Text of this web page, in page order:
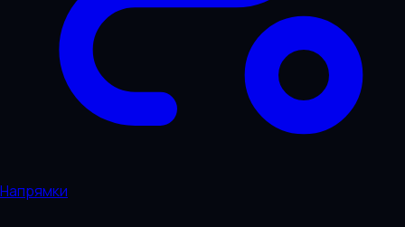
Напрямки